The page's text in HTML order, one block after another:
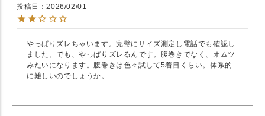
投稿日
2026/02/01
やっぱりズレちゃいます。完璧にサイズ測定し電話でも確認し
ました。でも、やっぱりズレるんです。腹巻きでなく、オムツ
みたいになります。腹巻きは色々試して5着目くらい。体系的
に難しいのでしょうか。